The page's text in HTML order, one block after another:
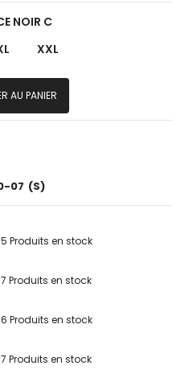
NOIR C
XXL
AU PANIER
07 (S)
5 Produits en stock
7 Produits en stock
6 Produits en stock
7 Produits en stock